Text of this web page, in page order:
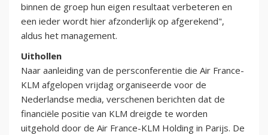
binnen de groep hun eigen resultaat verbeteren en
een ieder wordt hier afzonderlijk op afgerekend",
aldus het management.
Uithollen
Naar aanleiding van de persconferentie die Air France-
KLM afgelopen vrijdag organiseerde voor de
Nederlandse media, verschenen berichten dat de
financiële positie van KLM dreigde te worden
uitgehold door de Air France-KLM Holding in Parijs. De